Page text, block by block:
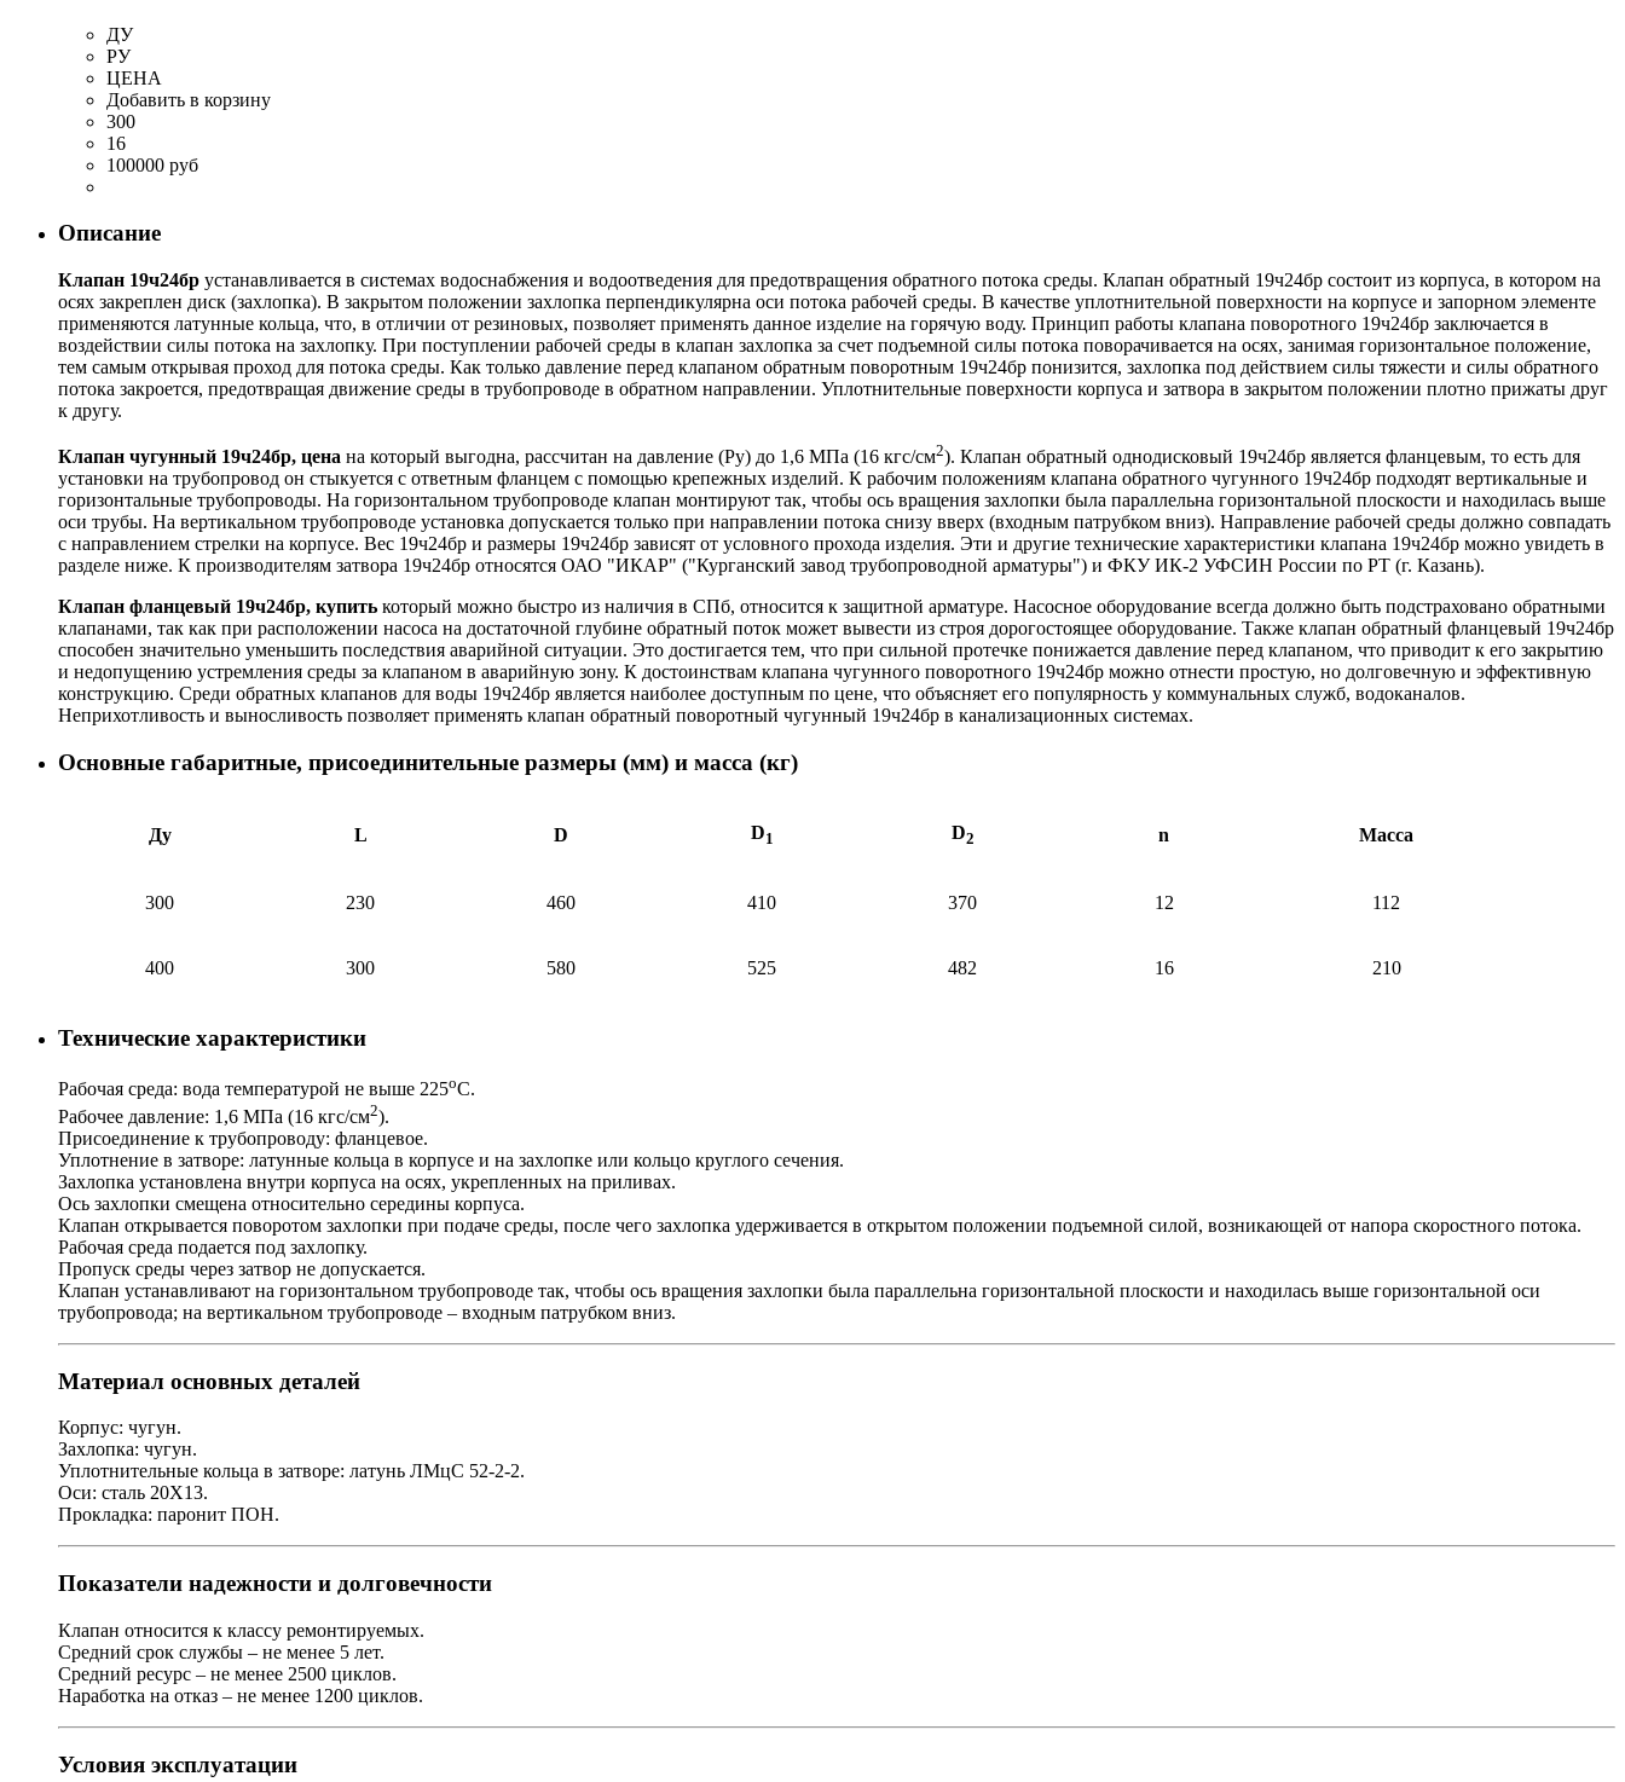
ДУ
РУ
ЦЕНА
Добавить в корзину
300
16
100000 руб
Описание
Клапан 19ч24бр устанавливается в системах водоснабжения и водоотведения для предотвращения обратного потока среды. Клапан обратный 19ч24бр состоит из корпуса, в котором на
осях закреплен диск (захлопка). В закрытом положении захлопка перпендикулярна оси потока рабочей среды. В качестве уплотнительной поверхности на корпусе и запорном элементе
применяются латунные кольца, что, в отличии от резиновых, позволяет применять данное изделие на горячую воду. Принцип работы клапана поворотного 19ч24бр заключается в
воздействии силы потока на захлопку. При поступлении рабочей среды в клапан захлопка за счет подъемной силы потока поворачивается на осях, занимая горизонтальное положение,
тем самым открывая проход для потока среды. Как только давление перед клапаном обратным поворотным 19ч24бр понизится, захлопка под действием силы тяжести и силы обратного
потока закроется, предотвращая движение среды в трубопроводе в обратном направлении. Уплотнительные поверхности корпуса и затвора в закрытом положении плотно прижаты друг
к другу.
Клапан чугунный 19ч24бр, цена на который выгодна, рассчитан на давление (Ру) до 1,6 МПа (16 кгс/см2). Клапан обратный однодисковый 19ч24бр является фланцевым, то есть для
установки на трубопровод он стыкуется с ответным фланцем с помощью крепежных изделий. К рабочим положениям клапана обратного чугунного 19ч24бр подходят вертикальные и
горизонтальные трубопроводы. На горизонтальном трубопроводе клапан монтируют так, чтобы ось вращения захлопки была параллельна горизонтальной плоскости и находилась выше
оси трубы. На вертикальном трубопроводе установка допускается только при направлении потока снизу вверх (входным патрубком вниз). Направление рабочей среды должно совпадать
с направлением стрелки на корпусе. Вес 19ч24бр и размеры 19ч24бр зависят от условного прохода изделия. Эти и другие технические характеристики клапана 19ч24бр можно увидеть в
разделе ниже. К производителям затвора 19ч24бр относятся ОАО "ИКАР" ("Курганский завод трубопроводной арматуры") и ФКУ ИК-2 УФСИН России по РТ (г. Казань).
Клапан фланцевый 19ч24бр, купить который можно быстро из наличия в СПб, относится к защитной арматуре. Насосное оборудование всегда должно быть подстраховано обратными
клапанами, так как при расположении насоса на достаточной глубине обратный поток может вывести из строя дорогостоящее оборудование. Также клапан обратный фланцевый 19ч24бр
способен значительно уменьшить последствия аварийной ситуации. Это достигается тем, что при сильной протечке понижается давление перед клапаном, что приводит к его закрытию
и недопущению устремления среды за клапаном в аварийную зону. К достоинствам клапана чугунного поворотного 19ч24бр можно отнести простую, но долговечную и эффективную
конструкцию. Среди обратных клапанов для воды 19ч24бр является наиболее доступным по цене, что объясняет его популярность у коммунальных служб, водоканалов.
Неприхотливость и выносливость позволяет применять клапан обратный поворотный чугунный 19ч24бр в канализационных системах.
Основные габаритные, присоединительные размеры (мм) и масса (кг)
Ду L D D1 D2 n Масса
300 230 460 410 370 12 112
400 300 580 525 482 16 210
Технические характеристики
Рабочая среда: вода температурой не выше 225оС.
Рабочее давление: 1,6 МПа (16 кгс/см2).
Присоединение к трубопроводу: фланцевое.
Уплотнение в затворе: латунные кольца в корпусе и на захлопке или кольцо круглого сечения.
Захлопка установлена внутри корпуса на осях, укрепленных на приливах.
Ось захлопки смещена относительно середины корпуса.
Клапан открывается поворотом захлопки при подаче среды, после чего захлопка удерживается в открытом положении подъемной силой, возникающей от напора скоростного потока.
Рабочая среда подается под захлопку.
Пропуск среды через затвор не допускается.
Клапан устанавливают на горизонтальном трубопроводе так, чтобы ось вращения захлопки была параллельна горизонтальной плоскости и находилась выше горизонтальной оси
трубопровода; на вертикальном трубопроводе – входным патрубком вниз.
Материал основных деталей
Корпус: чугун.
Захлопка: чугун.
Уплотнительные кольца в затворе: латунь ЛМцС 52-2-2.
Оси: сталь 20Х13.
Прокладка: паронит ПОН.
Показатели надежности и долговечности
Клапан относится к классу ремонтируемых.
Средний срок службы – не менее 5 лет.
Средний ресурс – не менее 2500 циклов.
Наработка на отказ – не менее 1200 циклов.
Условия эксплуатации